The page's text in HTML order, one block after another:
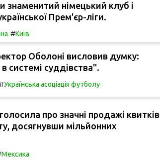
знаменитий німецький клуб і
Прем'єр-ліги.
#Київ
Оболоні висловив думку:
системі суддівства".
Українська асоціація футболу
про значні продажі квитків
досягнувши мільйонних
Мексика